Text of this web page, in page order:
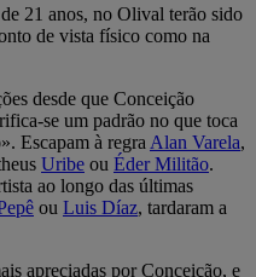
21 anos, no Olival terão sido
de vista físico como na
desde que Conceição
se um padrão no que toca
Escapam à regra Alan Varela,
Uribe ou Éder Militão.
ao longo das últimas
ou Luis Díaz, tardaram a
apreciadas por Conceição, e